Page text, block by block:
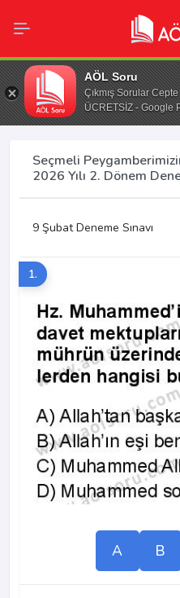
AÖL Soru
Çıkmış Sorular Cepte
ÜCRETSİZ - Google
Seçmeli
2026 Yılı 2. Dönem
9 Şubat Deneme Sınavı
1.
A B